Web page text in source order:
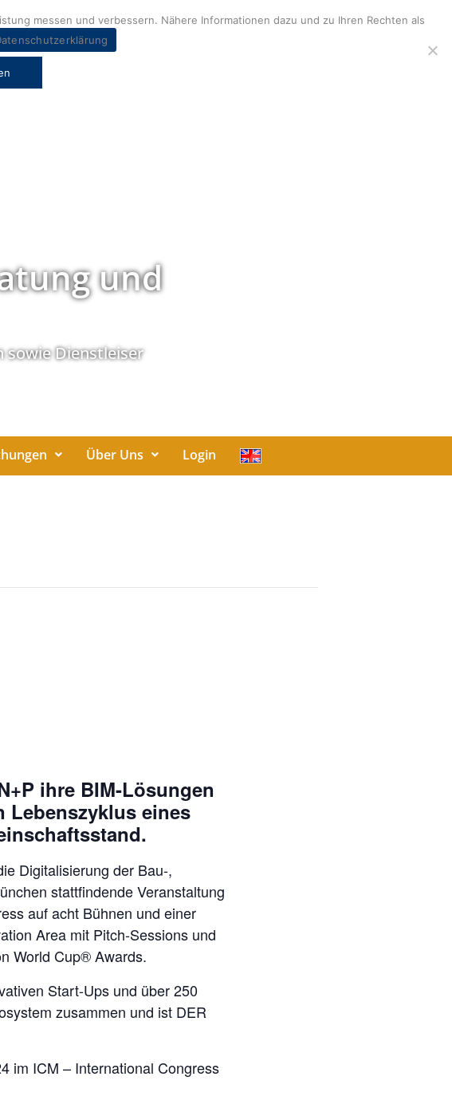
und
sowie Dienstleiser
Über Uns Login
ihre BIM-Lösungen
Lebenszyklus eines
Digitalisierung der Bau-,
stattfindende Veranstaltung
auf acht Bühnen und einer
Area mit Pitch-Sessions und
World Cup® Awards.
Start-Ups und über 250
zusammen und ist DER
im ICM – International Congress
messen und verbessern. Nähere Informationen dazu und zu Ihren Rechten als